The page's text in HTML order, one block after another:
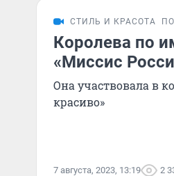
СТИЛЬ И КРАСОТА
Королева по
«Миссис
Она участвовала в
красиво»
7 августа, 2023, 13:19 2